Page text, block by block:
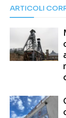
ARTICOLI